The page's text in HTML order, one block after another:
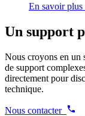
En savoir plus
Un support
Nous croyons en un
de support
directement pour
technique.
Nous contacter